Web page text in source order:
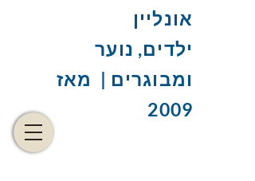
אונליין
ילדים, נוער
ומבוגרים | מאז
2009